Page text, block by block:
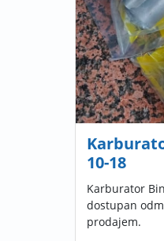
10-18
Karburator
dostupan
prodajem.